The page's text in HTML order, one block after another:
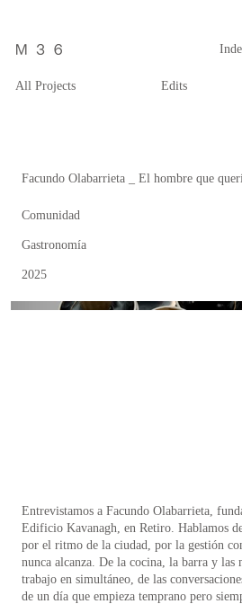
All Projects Edits
Facundo Olabarrieta _ El hombre que
Comunidad
Gastronomía
2025
Entrevistamos a Facundo Olabarrieta,
Edificio Kavanagh, en Retiro. Hablamos
por el ritmo de la ciudad, por la gestión
nunca alcanza. De la cocina, la barra y las
trabajo en simultáneo, de las
de un día que empieza temprano pero